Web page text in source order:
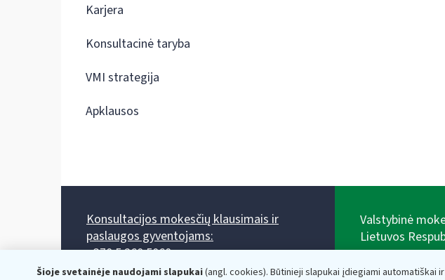
Šioje svetainėje naudojami slapukai(angl. cookies). Būtinieji slapukai įdiegiami automatiškai
Karjera
Konsultacinė taryba
VMI strategija
Apklausos
Konsultacijos mokesčių klausimais ir
paslaugos gyventojams:
+370 5 260 5060
Darbo laikas: I-IV 8.00-17.00, V 8.00-15.45.
Valstybinė
Lietuvos
adresas: Vasario 16-